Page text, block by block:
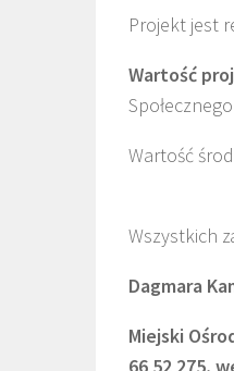
Projekt jest
Wartość
Wartość
Wszystkich
Dagmara
Miejski
66 52 275,